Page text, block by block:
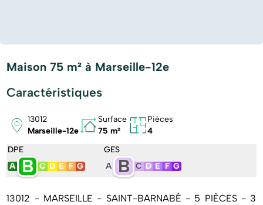
Maison 75 m² à Marseille-12e
Caractéristiques
13012
Marseille-12e
Surface
75 m²
Pièces
4
DPE
A
B C D E F G
GES
A
B C D E F G
13012 - MARSEILLE - SAINT-BARNABÉ - 5 PIÈCES - 3